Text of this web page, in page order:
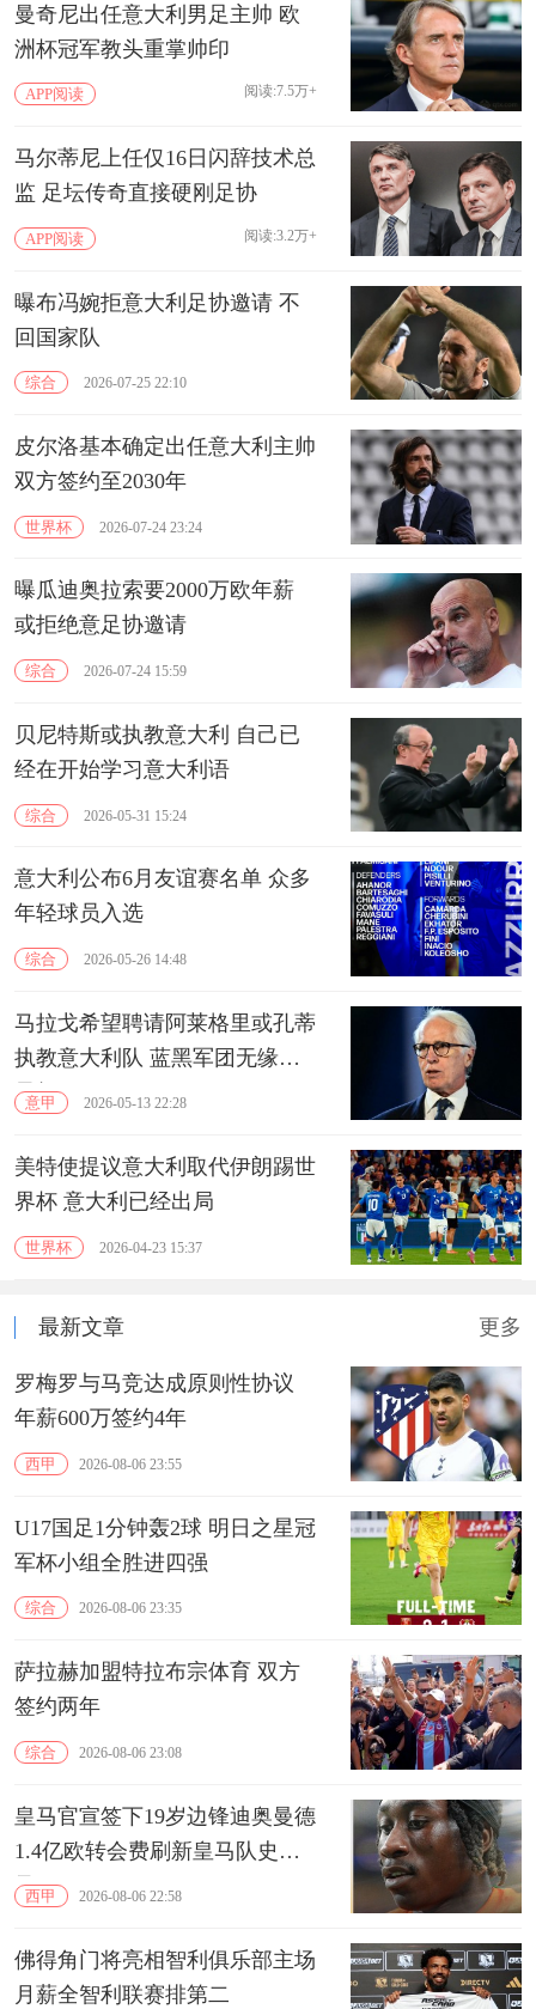
曼奇尼出任意大利男足主帅 欧
洲杯冠军教头重掌帅印
APP阅读 阅读:7.5万+
马尔蒂尼上任仅16日闪辞技术总
监 足坛传奇直接硬刚足协
APP阅读 阅读:3.2万+
曝布冯婉拒意大利足协邀请 不
回国家队
综合 2026-07-25 22:10
皮尔洛基本确定出任意大利主帅
双方签约至2030年
世界杯 2026-07-24 23:24
曝瓜迪奥拉索要2000万欧年薪
或拒绝意足协邀请
综合 2026-07-24 15:59
贝尼特斯或执教意大利 自己已
经在开始学习意大利语
综合 2026-05-31 15:24
意大利公布6月友谊赛名单 众多
年轻球员入选
综合 2026-05-26 14:48
马拉戈希望聘请阿莱格里或孔蒂
执教意大利队 蓝黑军团无缘世
界杯
意甲 2026-05-13 22:28
美特使提议意大利取代伊朗踢世
界杯 意大利已经出局
世界杯 2026-04-23 15:37
最新文章 更多
罗梅罗与马竞达成原则性协议
年薪600万签约4年
西甲 2026-08-06 23:55
U17国足1分钟轰2球 明日之星冠
军杯小组全胜进四强
综合 2026-08-06 23:35
萨拉赫加盟特拉布宗体育 双方
签约两年
综合 2026-08-06 23:08
皇马官宣签下19岁边锋迪奥曼德
1.4亿欧转会费刷新皇马队史纪
录西甲 2026-08-06 22:58
佛得角门将亮相智利俱乐部主场
月薪全智利联赛排第二